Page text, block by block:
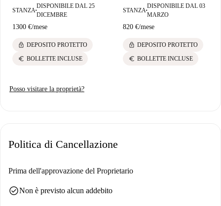
STANZA ■
DISPONIBILE DAL 25
DICEMBRE
1300 €/mese
lock DEPOSITO PROTETTO
euro BOLLETTE INCLUSE
STANZA ■
DISPONIBILE DAL 03
MARZO
820 €/mese
lock DEPOSITO PROTETTO
euro BOLLETTE INCLUSE
Posso visitare la proprietà?
Politica di Cancellazione
Prima dell'approvazione del Proprietario
check_circleNon è previsto alcun addebito